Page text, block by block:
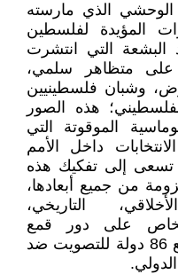
الذي مارسته
المؤيدة لفلسطين
البشعة التي انتشرت
على متظاهر سلمي،
وشبان فلسطينيين
هذه الصور
الموقوتة التي
داخل الأمم
تسعى إلى تفكيك هذه
من جميع أبعادها،
التاريخي،
على دور قمع
المظاهرات وإنكار الإبادة في دفع 86 دولة للتصويت ضد